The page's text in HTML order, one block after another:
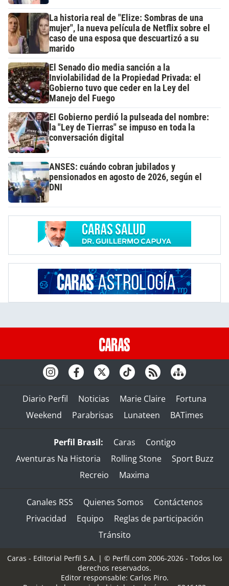
La historia real de "Elize: Sombras de una
mujer", la nueva película de Netflix sobre el
caso de una esposa que descuartizó a su
marido
El Senado dio media sanción a la
Inviolabilidad de la Propiedad Privada: el
Gobierno tuvo que ceder en la Ley del
Manejo del Fuego
El Gobierno perdió la pulseada del nombre:
la "Ley de Tierras" se impuso en toda la
conversación digital
ANSES: cuándo cobran jubilados y
pensionados en agosto de 2026, según el
DNI
Diario Perfil Noticias Marie Claire
Fortuna
Weekend
Parabrisas Lunateen BATimes
Perfil Brasil: Caras
Contigo
Aventuras Na Historia
Rolling Stone
Sport Buzz
Recreio
Maxima
Canales RSS Quienes Somos
Contáctenos
Privacidad
Equipo
Reglas de participación
Tránsito
Caras - Editorial Perfil S.A. | © Perfil.com 2006-2026 - Todos los
derechos reservados.
Editor responsable: Carlos Piro.